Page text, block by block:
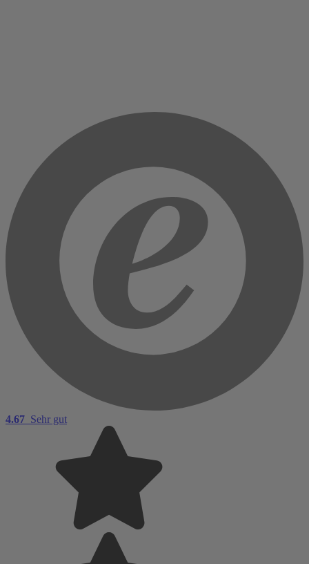
4.67 Sehr gut